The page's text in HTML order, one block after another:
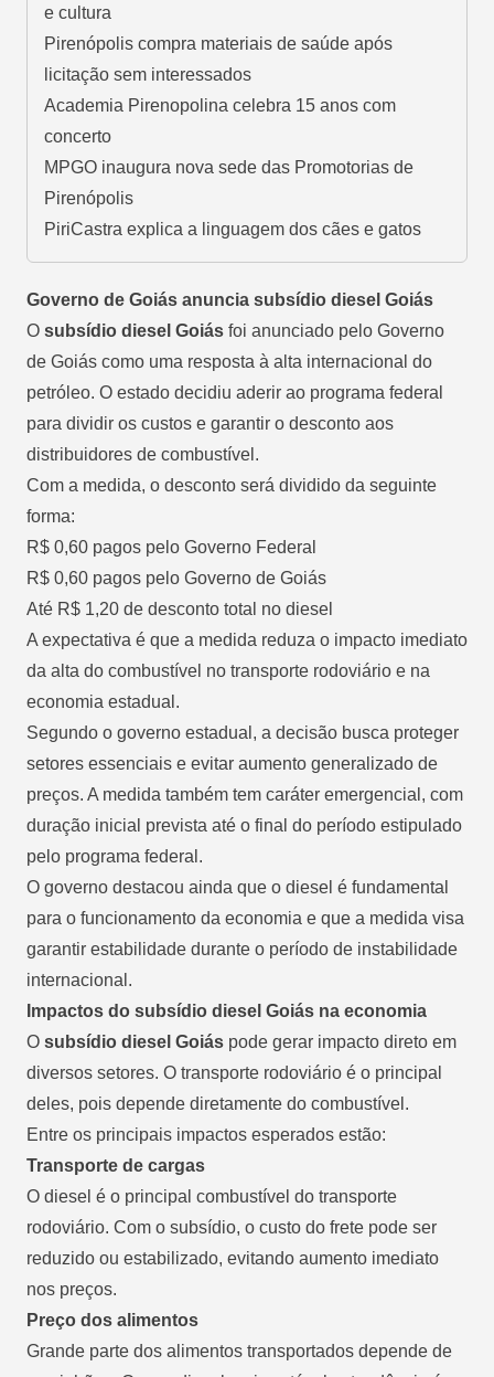
e cultura
Pirenópolis compra materiais de saúde após
licitação sem interessados
Academia Pirenopolina celebra 15 anos com
concerto
MPGO inaugura nova sede das Promotorias de
Pirenópolis
PiriCastra explica a linguagem dos cães e gatos
Governo de Goiás anuncia subsídio diesel Goiás
O subsídio diesel Goiás foi anunciado pelo Governo
de Goiás como uma resposta à alta internacional do
petróleo. O estado decidiu aderir ao programa federal
para dividir os custos e garantir o desconto aos
distribuidores de combustível.
Com a medida, o desconto será dividido da seguinte
forma:
R$ 0,60 pagos pelo Governo Federal
R$ 0,60 pagos pelo Governo de Goiás
Até R$ 1,20 de desconto total no diesel
A expectativa é que a medida reduza o impacto imediato
da alta do combustível no transporte rodoviário e na
economia estadual.
Segundo o governo estadual, a decisão busca proteger
setores essenciais e evitar aumento generalizado de
preços. A medida também tem caráter emergencial, com
duração inicial prevista até o final do período estipulado
pelo programa federal.
O governo destacou ainda que o diesel é fundamental
para o funcionamento da economia e que a medida visa
garantir estabilidade durante o período de instabilidade
internacional.
Impactos do subsídio diesel Goiás na economia
O subsídio diesel Goiás pode gerar impacto direto em
diversos setores. O transporte rodoviário é o principal
deles, pois depende diretamente do combustível.
Entre os principais impactos esperados estão:
Transporte de cargas
O diesel é o principal combustível do transporte
rodoviário. Com o subsídio, o custo do frete pode ser
reduzido ou estabilizado, evitando aumento imediato
nos preços.
Preço dos alimentos
Grande parte dos alimentos transportados depende de